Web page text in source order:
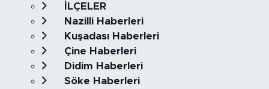
İLÇELER
Nazilli Haberleri
Kuşadası Haberleri
Çine Haberleri
Didim Haberleri
Söke Haberleri